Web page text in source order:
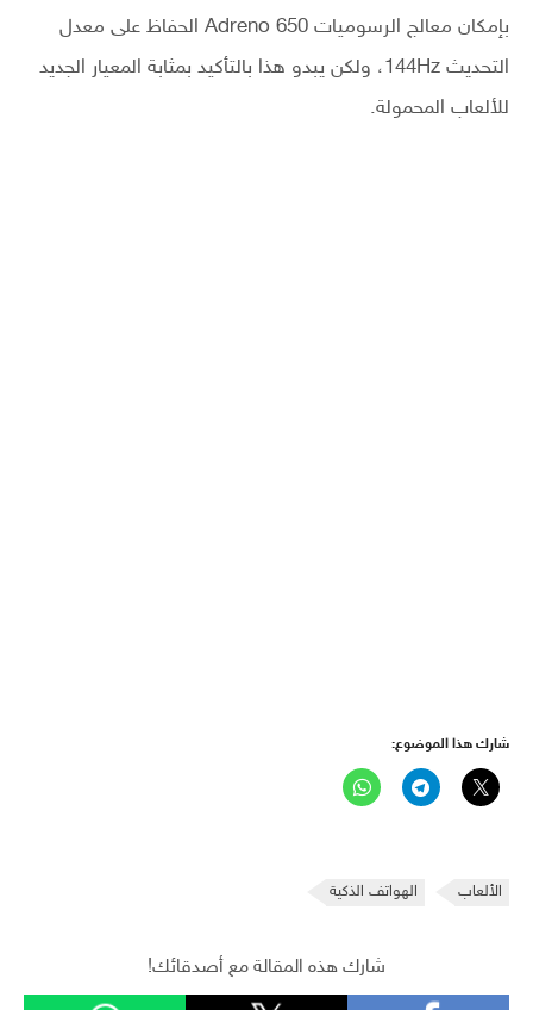
بإمكان معالج الرسوميات Adreno 650 الحفاظ على معدل
التحديث 144Hz، ولكن يبدو هذا بالتأكيد بمثابة المعيار الجديد
للألعاب المحمولة.
شارك هذا الموضوع:
الألعاب الهواتف الذكية
شارك هذه المقالة مع أصدقائك!